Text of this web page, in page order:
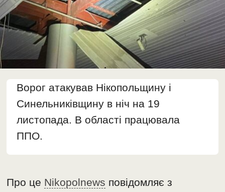
Ворог атакував Нікопольщину і
Синельниківщину в ніч на 19
листопада. В області працювала
ППО.
Про це Nikopolnews повідомляє з